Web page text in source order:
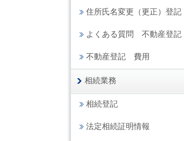
住所氏名変更（更正）登記
よくある質問 不動産登記
不動産登記 費用
相続業務
相続登記
法定相続証明情報